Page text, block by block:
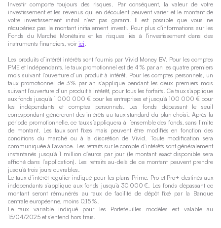
Investir comporte toujours des risques. Par conséquent, la valeur de votre
investissement et les revenus qui en découlent peuvent varier et le montant de
votre investissement initial n’est pas garanti. Il est possible que vous ne
récupériez pas le montant initialement investi. Pour plus d'informations sur les
Fonds du Marché Monétaire et les risques liés à l'investissement dans des
instruments financiers, voir ici.
Les produits d’intérêt intérêts sont fournis par Vivid Money BV. Pour les comptes
PME et Indépendants, le taux promotionnel est de 4 % par an les quatre premiers
mois suivant l’ouverture d’un produit à intérêt. Pour les comptes personnels, un
taux promotionnel de 3 % par an s’applique pendant les deux premiers mois
suivant l’ouverture d’un produit à intérêt, pour tous les forfaits. Ce taux s’applique
aux fonds jusqu’à 1 000 000 € pour les entreprises et jusqu’à 100 000 € pour
les indépendants et comptes personnels. Les fonds dépassant le seuil
correspondant généreront des intérêts au taux standard du plan choisi. Après la
période promotionnelle, ce taux s’appliquera à l’ensemble des fonds, sans limite
de montant. Les taux sont fixes mais peuvent être modifiés en fonction des
conditions du marché ou à la discrétion de Vivid. Toute modification sera
communiquée à l’avance. Les retraits sur le compte d’intérêts sont généralement
instantanés jusqu’à 1 million d’euros par jour (le montant exact disponible sera
affiché dans l’application). Les retraits au-delà de ce montant peuvent prendre
jusqu’à trois jours ouvrables.
Le taux d’intérêt régulier indiqué pour les plans Prime, Pro et Pro+ destinés aux
indépendants s’applique aux fonds jusqu’à 30 000 €. Les fonds dépassant ce
montant seront rémunérés au taux de facilité de dépôt fixé par la Banque
centrale européenne, moins 0,15 %.
Le taux variable indiqué pour les Portefeuilles modèles est valable au
15/04/2025 et s’entend hors frais.